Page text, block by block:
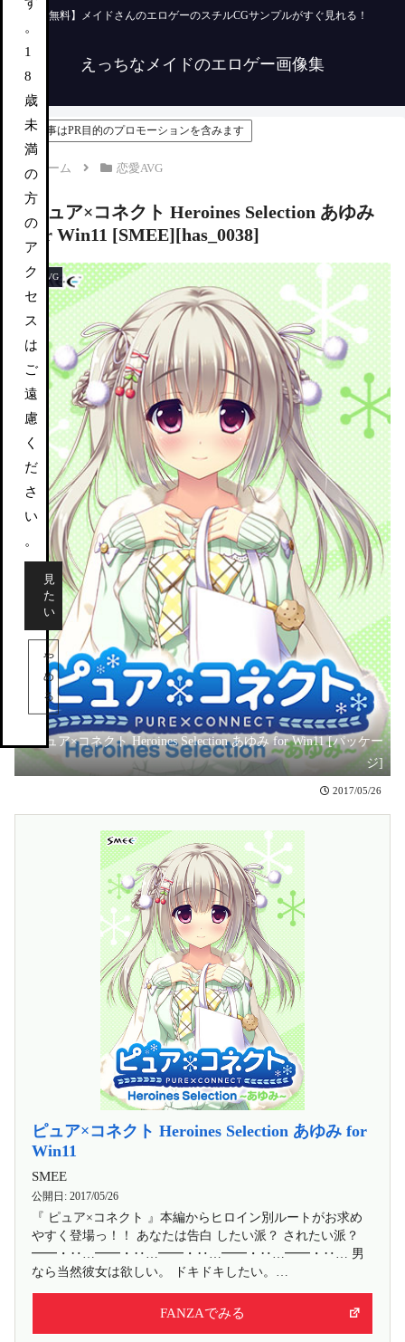
。
1
8
歳
未
満
の
方
の
ア
ク
セ
ス
は
ご
遠
慮
く
だ
さ
い
。
見
た
い
や
め
る
【無料】メイドさんのエロゲーのスチルCGサンプルがすぐ見れる！
えっちなメイドのエロゲー画像集
この記事はPR目的のプロモーションを含みます
ホーム 恋愛AVG
ピュア×コネクト Heroines Selection あゆみ
for Win11 [SMEE][has_0038]
恋愛AVG
ピュア×コネクト Heroines Selection あゆみ for Win11 [パッケー
ジ]
2017/05/26
ピュア×コネクト Heroines Selection あゆみ for
Win11
SMEE
公開日: 2017/05/26
『 ピュア×コネクト 』本編からヒロイン別ルートがお求め
やすく登場っ！！ あなたは告白 したい派？ されたい派？
━━・‥…━━・‥…━━・‥…━━・‥…━━・‥… 男
なら当然彼女は欲しい。 ドキドキしたい。…
FANZAでみる